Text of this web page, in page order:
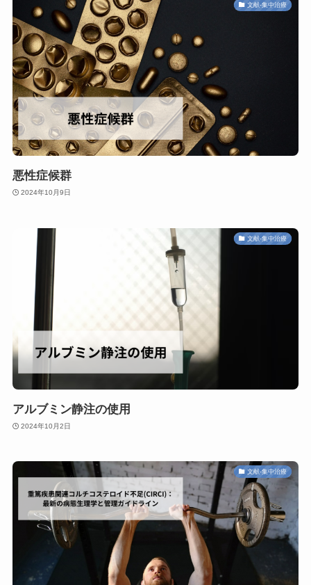
文献-集中治療
悪性症候群
2024年10月9日
文献-集中治療
アルブミン静注の使用
2024年10月2日
文献-集中治療